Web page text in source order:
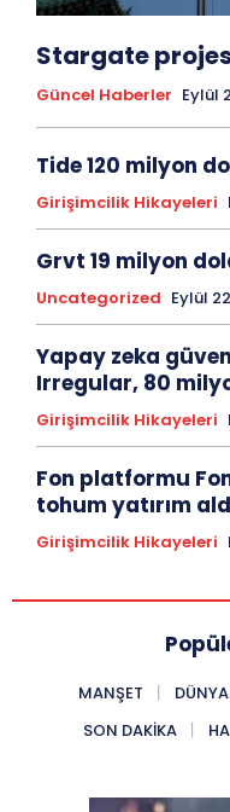
Stargate
Güncel Haberler Eylül
Tide 120 milyon
Girişimcilik Hikayeleri
Grvt 19 milyon
Uncategorized Eylül
Yapay zeka
Irregular, 80
Girişimcilik Hikayeleri
Fon platformu
tohum yatırım
Girişimcilik Hikayeleri
MANŞET DÜNYA
SON DAKIKA